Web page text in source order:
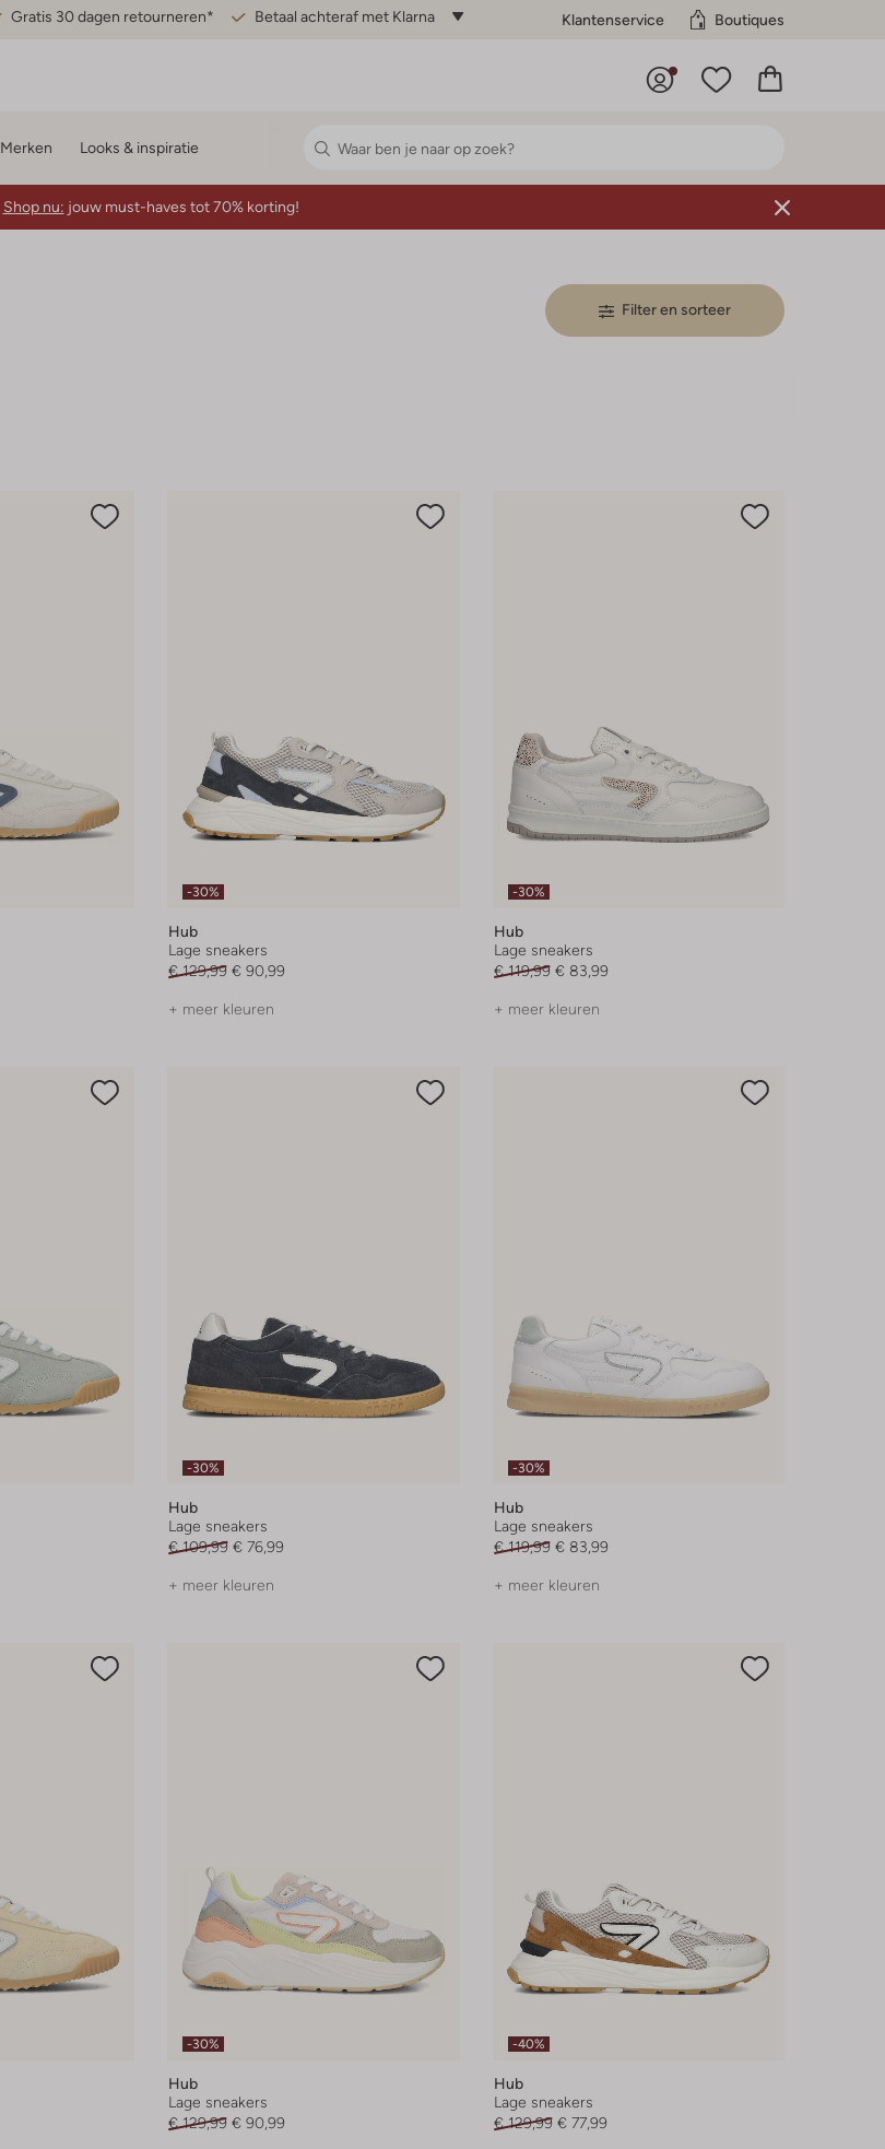
Gratis 30 dagen retourneren* Betaal achteraf met Klarna Klantenservice Boutiques
Merken Looks & inspiratie
Shop nu: jouw must-haves tot 70% korting!
Filter en sorteer
-30%
Hub
Lage sneakers
€ 129,99 € 90,99
+ meer kleuren
-30%
Hub
Lage sneakers
€ 119,99 € 83,99
+ meer kleuren
-30%
Hub
Lage sneakers
€ 109,99 € 76,99
+ meer kleuren
-30%
Hub
Lage sneakers
€ 119,99 € 83,99
+ meer kleuren
-30%
Hub
Lage sneakers
€ 129,99 € 90,99
-40%
Hub
Lage sneakers
€ 129,99 € 77,99